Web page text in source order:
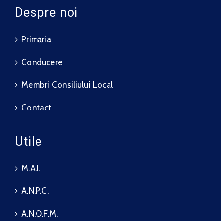
Despre noi
Primăria
Conducere
Membri Consiliului Local
Contact
Utile
M.A.I.
A.N.P.C.
A.N.O.F.M.